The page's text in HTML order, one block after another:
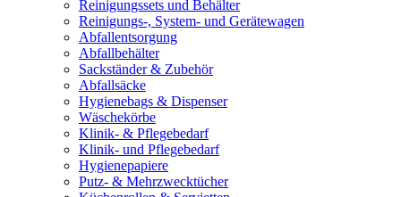
Reinigungssets und Behälter
Reinigungs-, System- und Gerätewagen
Abfallentsorgung
Abfallbehälter
Sackständer & Zubehör
Abfallsäcke
Hygienebags & Dispenser
Wäschekörbe
Klinik- & Pflegebedarf
Klinik- und Pflegebedarf
Hygienepapiere
Putz- & Mehrzwecktücher